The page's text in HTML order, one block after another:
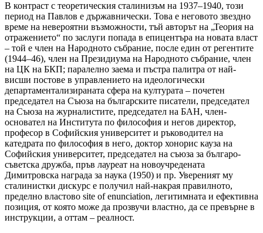
В контраст с теоретическия сталинизъм на 1937–1940, този
период на Павлов е държавнически. Това е неговото звездно
време на невероятни възможности, тъй авторът на „Теория на
отражението“ по заслуги попада в епицентъра на новата власт
– той е член на Народното събрание, после един от регентите
(1944–46), член на Президиума на Народното събрание, член
на ЦК на БКП; паралелно заема и пъстра палитра от най-
висши постове в управлението на идеологически
департаментализираната сфера на културата – почетен
председател на Съюза на българските писатели, председател
на Съюза на журналистите, председател на БАН, член-
основател на Института по философия и негов директор,
професор в Софийския университет и ръководител на
катедрата по философия в него, доктор хонорис кауза на
Софийския университет, председател на съюза за българо-
съветска дружба, пръв лауреат на новоучредената
Димитровска награда за наука (1950) и пр. Увереният му
сталинистки дискурс е получил най-накрая правилното,
пределно властово site of enunciation, легитимната и ефективна
позиция, от която може да прозвучи властно, да се превърне в
инструкции, а оттам – реалност.